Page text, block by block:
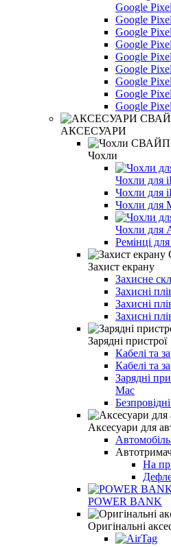
Google
Google
Google
Google
Google
Google
Google
Google
Google
АКСЕСУАРИ
Чохли
Чохли для
Чохли для
Чохли для
Чохли для
Ремінці
Захист екрану
Захисне
Захисні
Захисні
Захисні
Зарядні пристрої
Кабелі та
Кабелі та
Зарядні
Mac
Аксесуари для
На
POWER BANK
Оригінальні